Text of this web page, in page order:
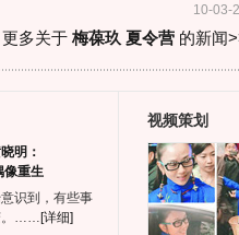
10-03-
更多关于 梅葆玖 夏令营的新闻
明：
像重生
识到，有些事
。…… [详细]
视频策划